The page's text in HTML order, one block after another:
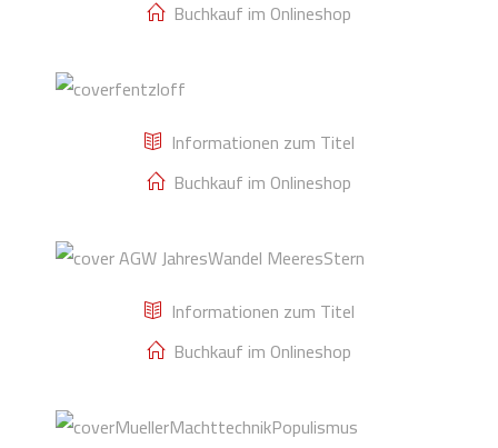
WeltBuchkauf im Onlineshop
Ulrich Fentzloff,
Gedichte
Informationen zum Titel
Buchkauf im Onlineshop
Grüttner-Wilke,
JahresWandel
MeeresStern
Informationen zum Titel
Buchkauf im Onlineshop
Robert Müller,